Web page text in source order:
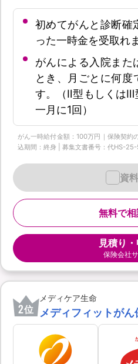
初めてがんと診断確
った一時金を受取れ
がんによる入院また
とき、月ごとに何度
す。（Ⅱ型もしくはⅢ
一月に1回）
がん一時給付金額：100万円｜保険契約
込期間：終身 | 募集文書番号：代HS-
無料で
資
見積り
保険会社
2位
メディケア生命
メディフィットがん